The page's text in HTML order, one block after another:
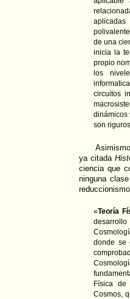
de una
inicia la
propio
los
circuitos
dinámicos
son
ya citada
ciencia que
ninguna
«Teoría
donde se
Física de
Cosmos,